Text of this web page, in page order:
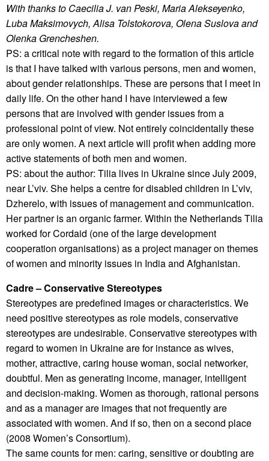
With thanks to Caecilia J. van Peski, Maria Alekseyenko,
Luba Maksimovych, Alisa Tolstokorova, Olena Suslova and
Olenka Grencheshen.
PS: a critical note with regard to the formation of this article
is that I have talked with various persons, men and women,
about gender relationships. These are persons that I meet in
daily life. On the other hand I have interviewed a few
persons that are involved with gender issues from a
professional point of view. Not entirely coincidentally these
are only women. A next article will profit when adding more
active statements of both men and women.
PS: about the author: Tilia lives in Ukraine since July 2009,
near L’viv. She helps a centre for disabled children in L’viv,
Dzherelo, with issues of management and communication.
Her partner is an organic farmer. Within the Netherlands Tilia
worked for Cordaid (one of the large development
cooperation organisations) as a project manager on themes
of women and minority issues in India and Afghanistan.
Cadre – Conservative Stereotypes
Stereotypes are predefined images or characteristics. We
need positive stereotypes as role models, conservative
stereotypes are undesirable. Conservative stereotypes with
regard to women in Ukraine are for instance as wives,
mother, attractive, caring house woman, social networker,
doubtful. Men as generating income, manager, intelligent
and decision-making. Women as thorough, rational persons
and as a manager are images that not frequently are
associated with women. And if so, then on a second place
(2008 Women’s Consortium).
The same counts for men: caring, sensitive or doubting are